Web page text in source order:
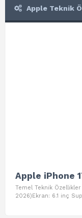
Apple Teknik
Apple iPhone
Temel Teknik
2026)Ekran: 6.1 inç